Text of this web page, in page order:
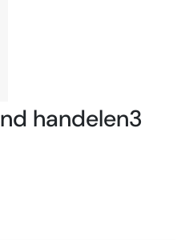
handelen3